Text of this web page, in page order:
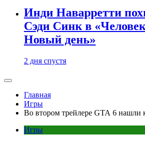
Инди Наварретти
Сэди Синк в
Новый день»
2 дня спустя
Главная
Игры
Во втором трейлере GTA 6 нашли
Игры